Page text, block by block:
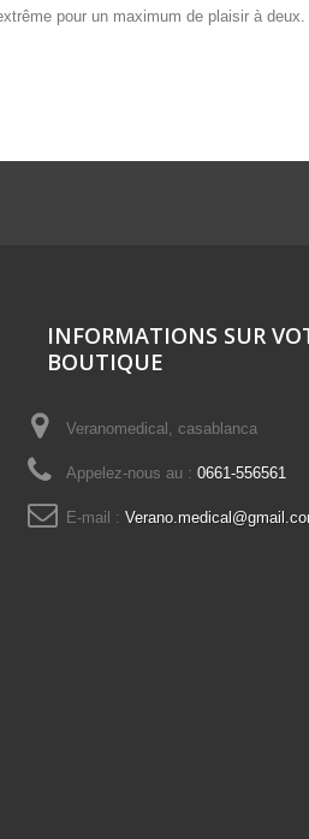
pour un maximum de plaisir à
INFORMATIONS SUR
BOUTIQUE
Veranomedical, casablanca
Appelez-nous au : 0661-556561
E-mail :